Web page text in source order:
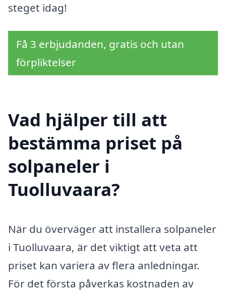
steget idag!
Få 3 erbjudanden, gratis och utan
förpliktelser
Vad hjälper till att
bestämma priset på
solpaneler i
Tuolluvaara?
När du överväger att installera solpaneler
i Tuolluvaara, är det viktigt att veta att
priset kan variera av flera anledningar.
För det första påverkas kostnaden av